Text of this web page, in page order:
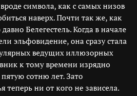
символа, как с самых низов
наверх. Почти так же, как
Белегестель. Когда в начале
эльфовидение, она сразу стала
ведущих иллюзорных
к тому времени изрядно
сотню лет. Зато
теперь ни от кого не зависела.